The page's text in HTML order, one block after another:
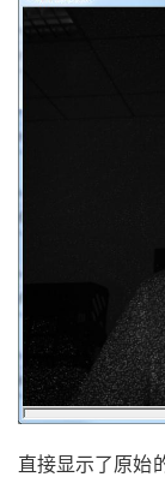
直接显示了原始